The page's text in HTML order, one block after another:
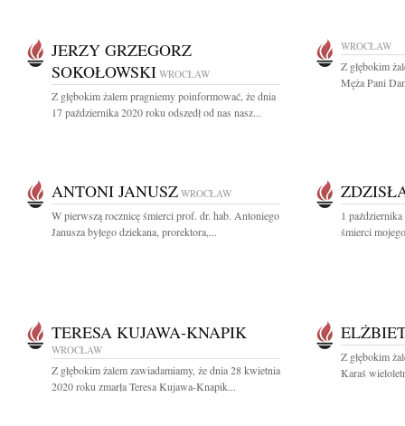
JERZY GRZEGORZ
SOKOŁOWSKI WROCŁAW
Z głębokim żalem pragniemy poinformować, że dnia
17 października 2020 roku odszedł od nas nasz...
WROCŁAW
Z głębokim
Męża Pani
ANTONI JANUSZ WROCŁAW
W pierwszą rocznicę śmierci prof. dr. hab. Antoniego
Janusza byłego dziekana, prorektora,...
1
śmierci
TERESA KUJAWA-KNAPIK
WROCŁAW
Z głębokim żalem zawiadamiamy, że dnia 28 kwietnia
2020 roku zmarła Teresa Kujawa-Knapik...
Z głębokim
Karaś